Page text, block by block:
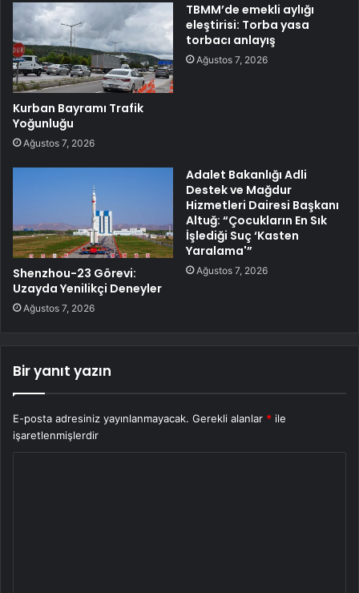
Kurban Bayramı Trafik
Yoğunluğu
Ağustos 7, 2026
TBMM’de emekli aylığı
eleştirisi: Torba yasa
torbacı anlayış
Ağustos 7, 2026
Shenzhou-23 Görevi:
Uzayda Yenilikçi Deneyler
Ağustos 7, 2026
Adalet Bakanlığı Adli
Destek ve Mağdur
Hizmetleri Dairesi Başkanı
Altuğ: “Çocukların En Sık
İşlediği Suç ‘Kasten
Yaralama'”
Ağustos 7, 2026
Bir yanıt yazın
E-posta adresiniz yayınlanmayacak. Gerekli alanlar * ile
işaretlenmişlerdir